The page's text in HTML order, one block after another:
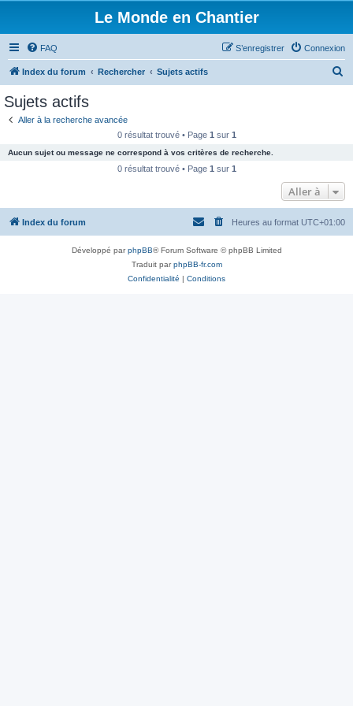
Le Monde en Chantier
FAQ Connexion
S’enregistrer
Index du forum Rechercher Sujets actifs
c
e
Sujets actifs
Aller à la recherche avancée
0 résultat trouvé • Page 1 sur 1
Aucun sujet ou message ne correspond à vos critères de recherche.
0 résultat trouvé • Page 1 sur 1
Aller à
Index du forum Heures au format UTC+01:00
Développé parphpBB® Forum Software © phpBB Limited
Traduit parphpBB-fr.com
Confidentialité | Conditions